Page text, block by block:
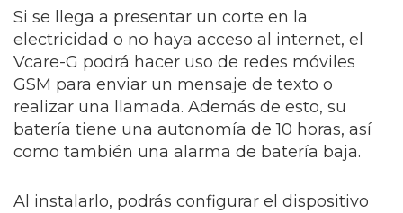
Si se llega a presentar un corte en la
electricidad o no haya acceso al internet, el
Vcare-G podrá hacer uso de redes móviles
GSM para enviar un mensaje de texto o
realizar una llamada. Además de esto, su
batería tiene una autonomía de 10 horas, así
como también una alarma de batería baja.
Al instalarlo, podrás configurar el dispositivo